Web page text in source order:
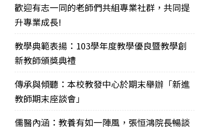
歡迎有志一同的老師們共組專業社群，共同提
升專業成長!
教學典範表揚：103學年度教學優良暨教學創
新教師頒獎典禮
傳承與傾聽：本校教發中心於期末舉辦「新進
教師期末座談會」
儒醫內涵：教養有如一陣風，張恒鴻院長暢談